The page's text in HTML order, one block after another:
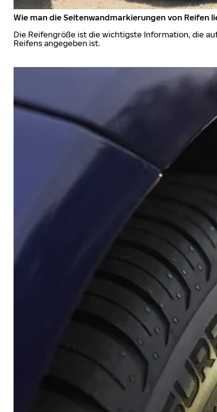
Wie man die Seitenwandmarkierungen von Reifen
Die Reifengröße ist die wichtigste Information, die
Reifens angegeben ist.